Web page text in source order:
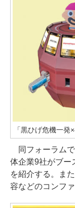
「黒ひげ危機一発
同フォーラムで
体企業9社がブー
を紹介する。ま
容などのコンフ